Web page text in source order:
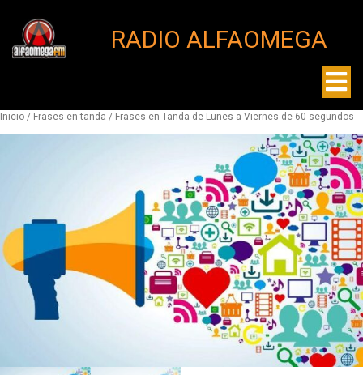
RADIO ALFAOMEGA
Inicio / Frases en tanda / Frases en Tanda de Lunes a Viernes de 60 segundos